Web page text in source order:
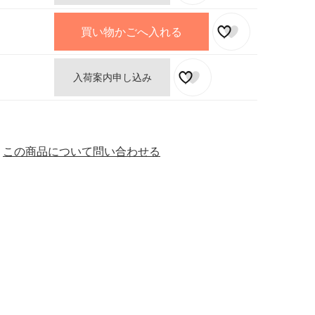
買い物かごへ入れる
入荷案内申し込み
この商品について問い合わせる